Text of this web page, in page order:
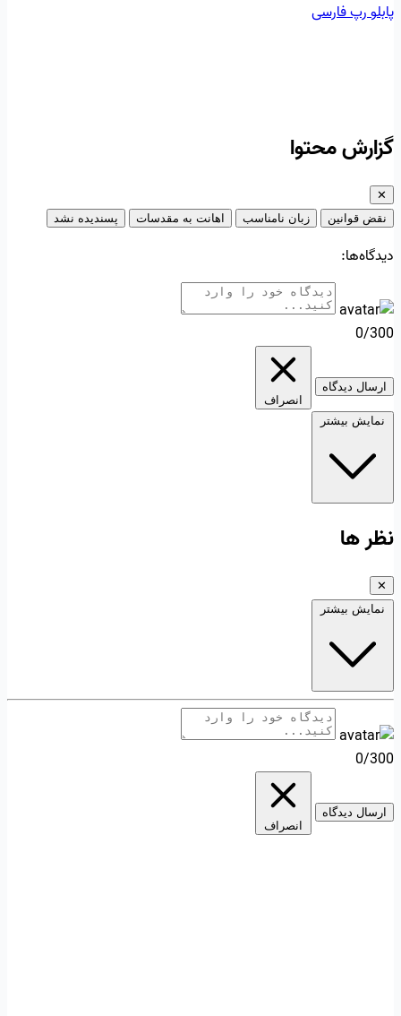
پابلورپ فارسی
گزارش محتوا
✕
نقض قوانین
زبان نامناسب اهانت به مقدسات پسندیده نشد
دیدگاه‌ها:
0/300
ارسال دیدگاه
انصراف
نمایش بیشتر
نظر ها
✕
نمایش بیشتر
0/300
ارسال دیدگاه
انصراف